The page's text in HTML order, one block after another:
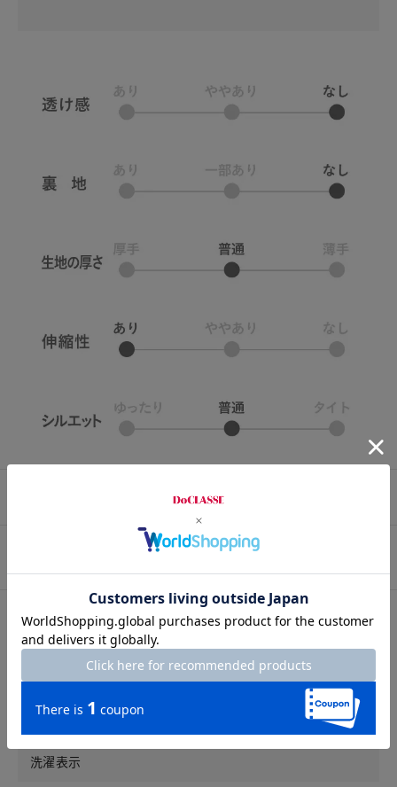
素材
本体部分／綿100%、レース部分／上糸：綿100%、下糸：
再生繊維（セルロース）100%
洗濯表示